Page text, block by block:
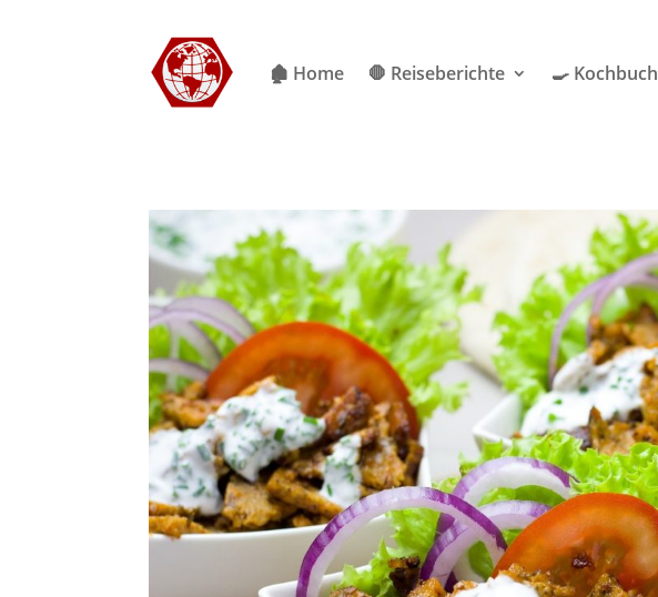
🏚 Home 🛑 Reiseberichte 🍳 Kochbuch